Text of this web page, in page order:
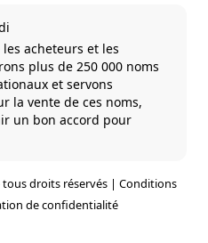
acheteurs et les
plus de 250 000 noms
et servons
la vente de ces noms,
un bon accord pour
droits réservés | Conditions
de confidentialité